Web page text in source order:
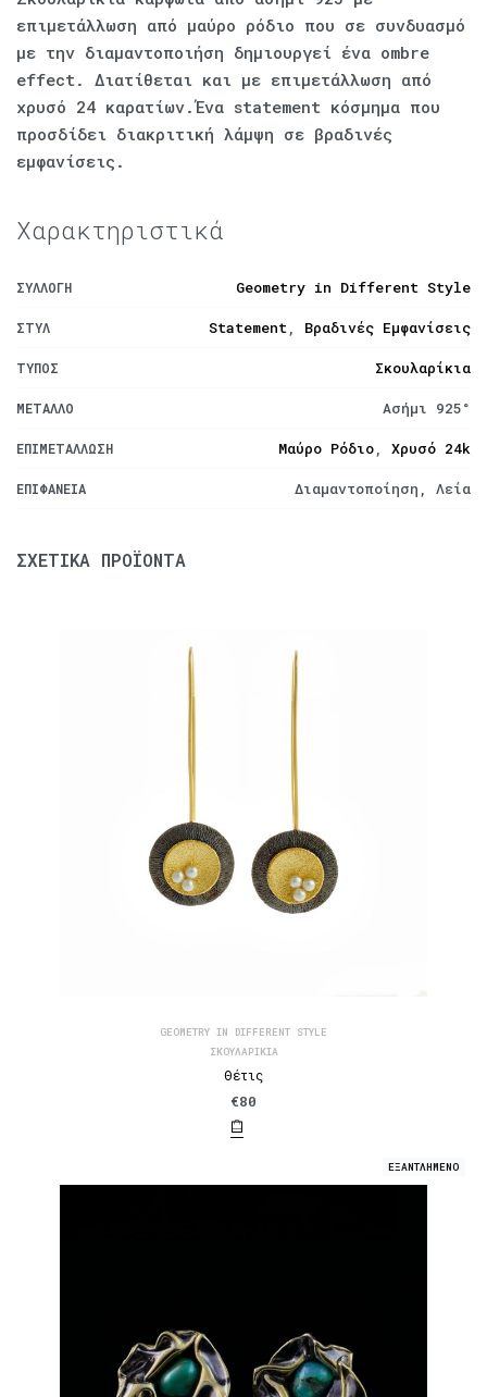
επιμετάλλωση από μαύρο ρόδιο που σε συνδυασμό
με την διαμαντοποιήση δημιουργεί ένα ombre
effect. Διατίθεται και με επιμετάλλωση από
χρυσό 24 καρατίων.Ένα statement κόσμημα που
προσδίδει διακριτική λάμψη σε βραδινές
εμφανίσεις.
Χαρακτηριστικά
ΣΥΛΛΟΓΉ Geometry in Different Style
ΣΤΥΛ Statement, Βραδινές Εμφανίσεις
ΤΎΠΟΣ Σκουλαρίκια
ΜΈΤΑΛΛΟ Ασήμι 925°
ΕΠΙΜΕΤΆΛΛΩΣΗ Μαύρο Ρόδιο, Χρυσό 24k
ΕΠΙΦΆΝΕΙΑ Διαμαντοποίηση, Λεία
ΣΧΕΤΙΚΆ ΠΡΟΪΌΝΤΑ
GEOMETRY IN DIFFERENT STYLE
ΣΚΟΥΛΑΡΊΚΙΑ
Θέτις
€80
ΕΞΑΝΤΛΗΜΕΝΟ